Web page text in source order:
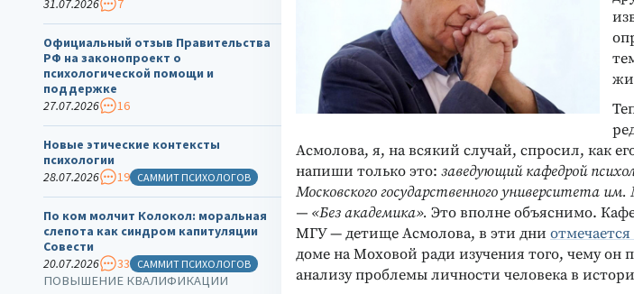
Асмолова, я, на всякий случай, спросил, как
напиши только это: заведующий кафедрой
Московского государственного университета
— «Без академика». Это вполне объяснимо.
МГУ — детище Асмолова, в эти дни отмечается
доме на Моховой ради изучения того, чему
анализу проблемы личности человека в
31.07.2026
7
Официальный отзыв Правительства
РФ на законопроект о
психологической помощи и
поддержке
27.07.2026
16
Новые этические контексты
психологии
28.07.2026
19 САММИТ ПСИХОЛОГОВ
По ком молчит Колокол: моральная
слепота как синдром капитуляции
Совести
20.07.2026
33 САММИТ ПСИХОЛОГОВ
ПОВЫШЕНИЕ КВАЛИФИКАЦИИ